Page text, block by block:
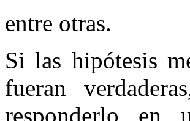
entre otras.
Si las hipótesis
fueran
responderlo en